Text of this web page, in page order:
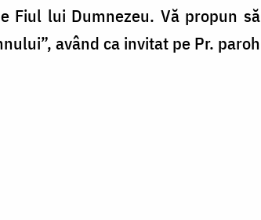
Fiul lui Dumnezeu. Vă propun să
având ca invitat pe Pr. paroh